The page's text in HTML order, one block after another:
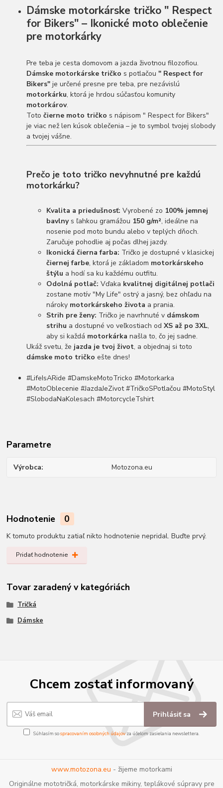
Dámske motorkárske tričko " Respect
for Bikers" – Ikonické moto oblečenie
pre motorkárky
Pre teba je cesta domovom a jazda životnou filozofiou.
Dámske motorkárske tričko s potlačou" Respect for
Bikers" je určené presne pre teba, pre nezávislú
motorkárku, ktorá je hrdou súčasťou komunity
motorkárov.
Totočierne moto tričko s nápisom " Respect for Bikers"
je viac než len kúsok oblečenia – je to symbol tvojej slobody
a tvojej vášne.
Prečo je toto tričko nevyhnutné pre každú
motorkárku?
Kvalita a priedušnosť: Vyrobené zo 100% jemnej
bavlnys ľahkou gramážou 150 g/m², ideálne na
nosenie pod moto bundu alebo v teplých dňoch.
Zaručuje pohodlie aj počas dlhej jazdy.
Ikonická čierna farba: Tričko je dostupné v klasickej
čiernej farbe, ktorá je základom motorkárskeho
štýlu a hodí sa ku každému outfitu.
Odolná potlač: Vďaka kvalitnej digitálnej potlači
zostane motív "My Life" ostrý a jasný, bez ohľadu na
nároky motorkárskeho života a prania.
Strih pre ženy: Tričko je navrhnuté v dámskom
strihu a dostupné vo veľkostiach odXS až po 3XL,
aby si každá motorkárka našla to, čo jej sadne.
Ukáž svetu, že jazda je tvoj život, a objednaj si toto
dámske moto tričko ešte dnes!
#LifeIsARide #DamskeMotoTricko #Motorkarka
#MotoOblecenie #JazdaJeZivot #TričkoSPotlačou #MotoStyl
#SlobodaNaKolesach #MotorcycleTshirt
Parametre
Výrobca Motozona.eu
Hodnotenie 0
K tomuto produktu zatiaľ nikto hodnotenie nepridal. Buďte prvý.
Pridať hodnotenie
Tovar zaradený v kategóriách
Tričká
Dámske
Chcem zostať informovaný
Prihlásiť sa
Súhlasím sospracovaním osobných údajov za účelom zasielania newslettera.
www.motozona.eu - žijeme motorkami
Originálne mototričká, motorkárske mikiny, teplákové súpravy pre